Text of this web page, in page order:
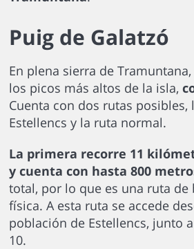
Puig de Galatzó
En plena sierra de
los picos más altos de la isla,
Cuenta con dos rutas posibles,
Estellencs y la ruta normal.
La primera recorre 11
y cuenta con hasta 800
total, por lo que es una ruta de
física. A esta ruta se accede
población de Estellencs, junto
10.